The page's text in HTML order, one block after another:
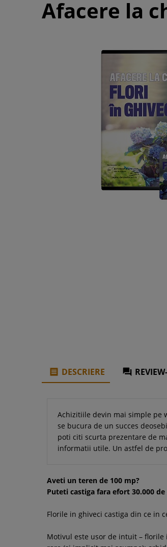
Afacere la
 DESCRIERE 
Achizitiile devin mai simple pe
se bucura de un succes
poti citi scurta prezentare de
informatii utile. Un astfel de
Aveti un teren de 100 mp?
Puteti castiga fara efort 30.000
Florile in ghiveci castiga din ce in
Motivul este usor de intuit – florile